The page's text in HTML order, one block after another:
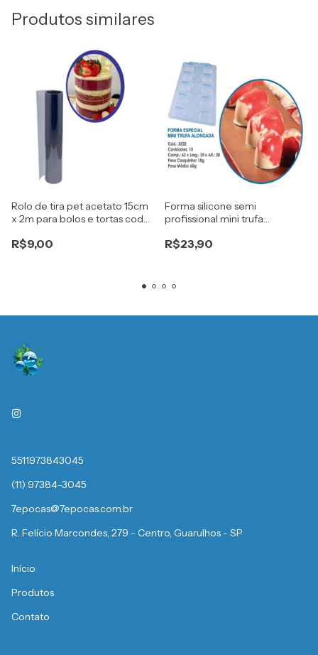
Produtos similares
Rolo de tira pet acetato 15cm
x 2m para bolos e tortas cod
R$9,00
Forma silicone semi
profissional mini trufa
R$23,90
5511973843045
(11) 97384-3045
7epocas@7epocas.com.br
R. Felício Marcondes, 279 - Centro, Guarulhos - SP
Início
Produtos
Contato